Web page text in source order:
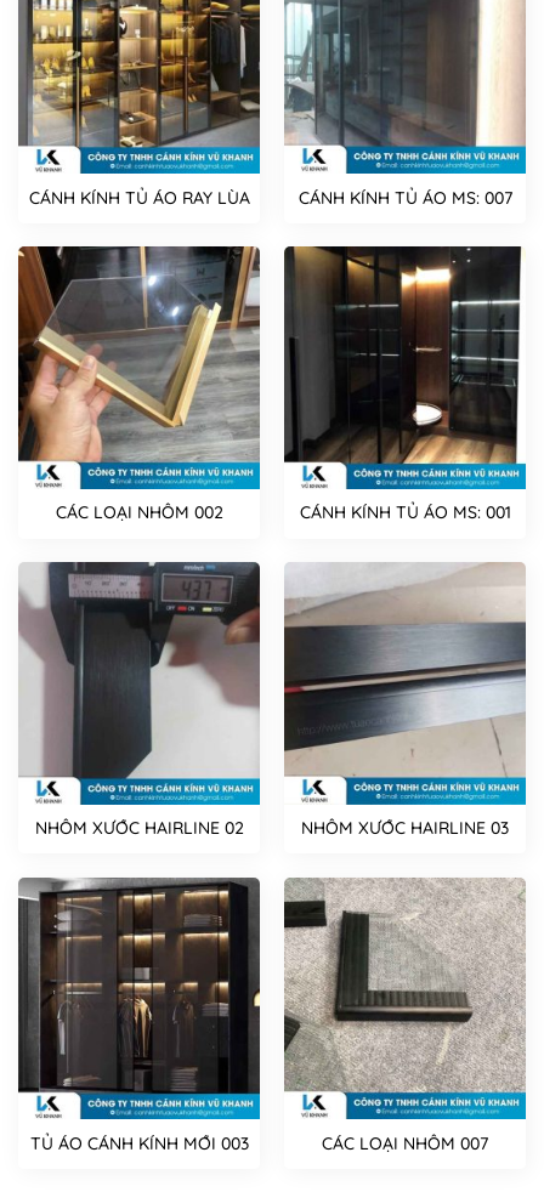
CÁNH KÍNH TỦ ÁO RAY LÙA CÁNH KÍNH TỦ ÁO MS: 007
CÁC LOẠI NHÔM 002 CÁNH KÍNH TỦ ÁO MS: 001
NHÔM XƯỚC HAIRLINE 02 NHÔM XƯỚC HAIRLINE 03
TỦ ÁO CÁNH KÍNH MỚI 003 CÁC LOẠI NHÔM 007